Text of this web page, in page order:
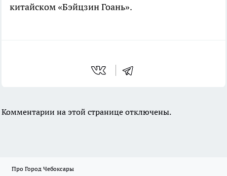
китайском «Бэйцзин Гоань».
Комментарии на этой странице отключены.
Про Город Чебоксары